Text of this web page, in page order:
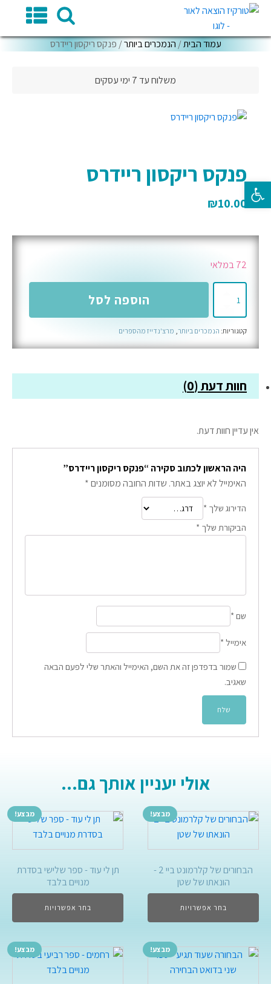
עמוד הבית/ הנמכרים ביותר/ פנקס ריקסון ריידרס
משלוח עד 7 ימי עסקים
פנקס ריקסון ריידרס
₪10.00
72 במלאי
ריקסון
ריידרס
הוספה לסל
קטגוריות: הנמכרים ביותר, מרצ'נדייז מהספרים
חוות דעת (0)
אין עדיין חוות דעת.
היה הראשון לכתוב סקירה “פנקס ריקסון ריידרס”
האימייל לא יוצג באתר. שדות החובה מסומנים*
הדירוג שלך *
הביקורת שלך *
שם *
אימייל *
שמור בדפדפן זה את השם, האימייל והאתר שלי לפעם הבאה
שאגיב.
אולי יעניין אותך גם...
מבצע!
הבחורים של קלרמונט ביי 2 -
הונאתו של שטן
בחר אפשרויות
מבצע!
תן לי עוד - ספר שלישי בסדרת
מנויים בלבד
בחר אפשרויות
מבצע! מבצע!
פתח סרגל נגישות